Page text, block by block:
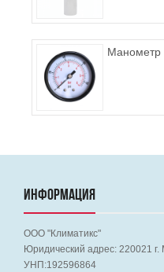
Манометр
ИНФОРМАЦИЯ
ООО "Климатикс"
Юридический адрес: 220021 г.
УНП:192596864